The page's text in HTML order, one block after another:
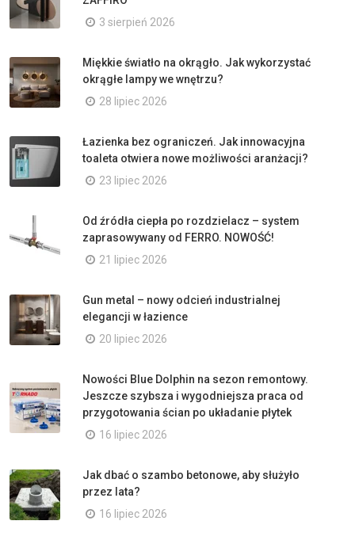
3 sierpień 2026
Miękkie światło na okrągło. Jak wykorzystać
okrągłe lampy we wnętrzu?
28 lipiec 2026
Łazienka bez ograniczeń. Jak innowacyjna
toaleta otwiera nowe możliwości aranżacji?
23 lipiec 2026
Od źródła ciepła po rozdzielacz – system
zaprasowywany od FERRO. NOWOŚĆ!
21 lipiec 2026
Gun metal – nowy odcień industrialnej
elegancji w łazience
20 lipiec 2026
Nowości Blue Dolphin na sezon remontowy.
Jeszcze szybsza i wygodniejsza praca od
przygotowania ścian po układanie płytek
16 lipiec 2026
Jak dbać o szambo betonowe, aby służyło
przez lata?
16 lipiec 2026